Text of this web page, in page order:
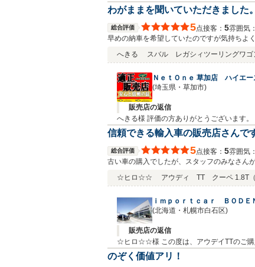
いましたらお気軽にご連絡下さい。
わがままを聞いていただきました。
総合評価 5点接客： 5雰囲気：
早めの納車を希望していたのですが気持ちよ
のでヤフーのオークションなどで中古のパー
へきる スバル レガシィツーリングワ
ＮｅｔＯｎｅ 草加店 ハイエ
(埼玉県・草加市)
販売店の返信
へきる様 評価の方ありがとうございます
く思っております。 何かありましたらご連
信頼できる輸入車の販売店さんで
総合評価 5点接客： 5雰囲気：
古い車の購入でしたが、スタッフのみなさん
い親しみのあるお店でした。 これからもよろ
☆ヒロ☆☆ アウディ TT クーペ 1.8T
ｉｍｐｏｒｔｃａｒ ＢＯＤＥ
(北海道・札幌市白石区)
販売店の返信
☆ヒロ☆☆様 この度は、アウデイTTのご購
めるようスタッフ一同全力でサポート致
のぞく価値アリ！